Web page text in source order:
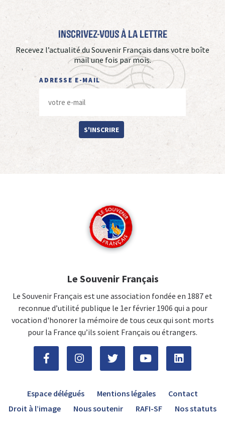
Inscrivez-vous à La Lettre
Recevez l’actualité du Souvenir Français dans votre boîte
mail une fois par mois.
ADRESSE E-MAIL
S'INSCRIRE
Le Souvenir Français
Le Souvenir Français est une association fondée en 1887 et
reconnue d’utilité publique le 1er février 1906 qui a pour
vocation d'honorer la mémoire de tous ceux qui sont morts
pour la France qu’ils soient Français ou étrangers.
Espace délégués Mentions légales
Contact
Droit à l’image
Nous soutenir RAFI-SF Nos statuts